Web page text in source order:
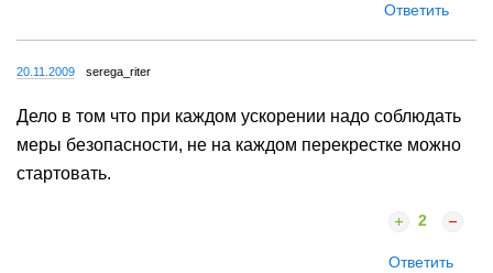
Ответить
20.11.2009 serega_riter
Дело в том что при каждом ускорении надо соблюдать
меры безопасности, не на каждом перекрестке можно
стартовать.
2
Ответить